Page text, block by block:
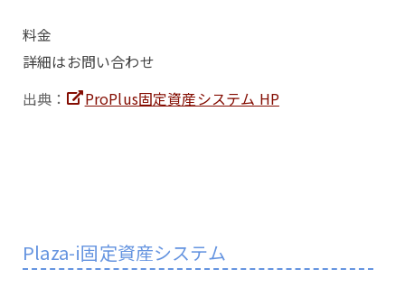
料金
詳細はお問い合わせ
出典：
ProPlus固定資産システム HP
Plaza-i固定資産システム